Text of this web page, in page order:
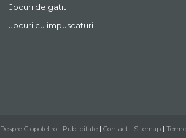
Jocuri de gatit
Jocuri cu impuscaturi
Despre Clopotel.ro | Publicitate | Contact | Sitemap |